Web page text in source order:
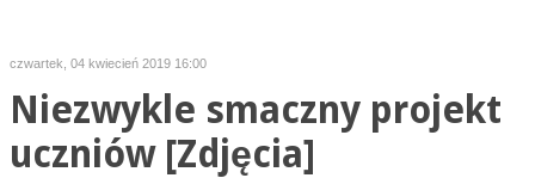
czwartek, 04 kwiecień 2019 16:00
Niezwykle smaczny projekt
uczniów [Zdjęcia]